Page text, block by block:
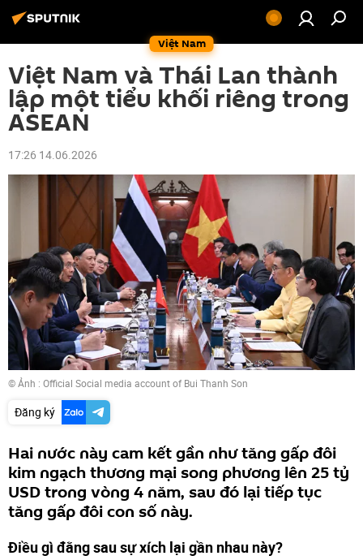
Việt Nam
Việt Nam và Thái Lan thành
lập một tiểu khối riêng trong
ASEAN
17:26 14.06.2026
© Ảnh : Official Social media account of Bui Thanh Son
Đăng ký
Hai nước này cam kết gần như tăng gấp đôi
kim ngạch thương mại song phương lên 25 tỷ
USD trong vòng 4 năm, sau đó lại tiếp tục
tăng gấp đôi con số này.
Điều gì đằng sau sự xích lại gần nhau này?